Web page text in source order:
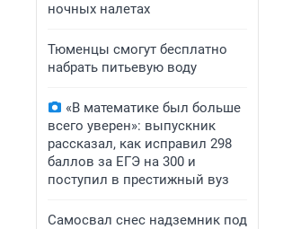
ночных налетах
Тюменцы смогут бесплатно
набрать питьевую воду
«В математике был больше
всего уверен»: выпускник
рассказал, как исправил 298
баллов за ЕГЭ на 300 и
поступил в престижный вуз
Самосвал снес надземник под